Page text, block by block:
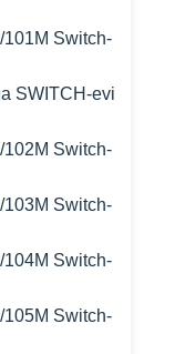
Switch-
SWITCH-evi
Switch-
Switch-
Switch-
Switch-